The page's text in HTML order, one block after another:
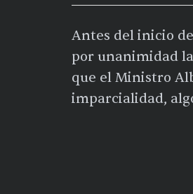
Antes del inicio
por unanimidad
que el Ministro
imparcialidad,